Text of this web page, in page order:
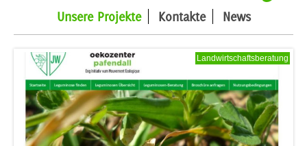
Unsere Projekte Kontakte News
Landwirtschaftsberatung